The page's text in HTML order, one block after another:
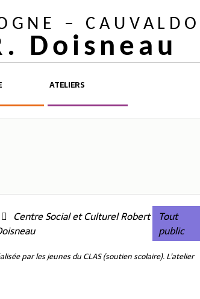
–
Doisneau
ATELIERS
Centre Social et Culturel Robert
Tout
public
par les jeunes du CLAS (soutien scolaire). L’atelier